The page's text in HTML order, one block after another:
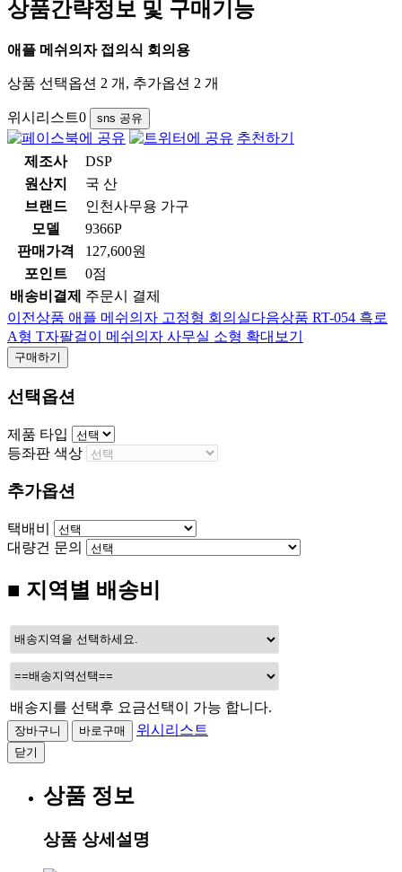
상품간략정보 및 구매기능
애플 메쉬의자 접의식 회의용
상품 선택옵션 2 개, 추가옵션 2 개
위시리스트0 sns 공유
추천하기
제조사
DSP
원산지
국 산
브랜드
인천사무용 가구
모델
9366P
판매가격
127,600원
포인트
0점
배송비결제
주문시 결제
이전상품 애플 메쉬의자 고정형 회의실다음상품 RT-054 흑로
A형 T자팔걸이 메쉬의자 사무실 소형 확대보기
구매하기
선택옵션
제품 타입
등좌판 색상
추가옵션
택배비
대량건 문의
■ 지역별 배송비
배송지를 선택후 요금선택이 가능 합니다.
위시리스트
닫기
상품 정보
상품 상세설명